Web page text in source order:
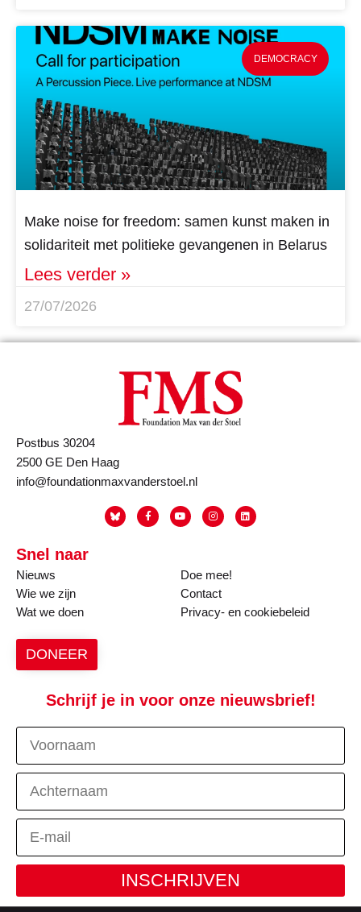
DEMOCRACY
Make noise for freedom: samen kunst maken in
solidariteit met politieke gevangenen in Belarus
Lees verder »
27/07/2026
Postbus 30204
2500 GE Den Haag
info@foundationmaxvanderstoel.nl
Snel naar
Nieuws
Wie we zijn
Wat we doen
Doe mee!
Contact
Privacy- en cookiebeleid
DONEER
Schrijf je in voor onze nieuwsbrief!
INSCHRIJVEN